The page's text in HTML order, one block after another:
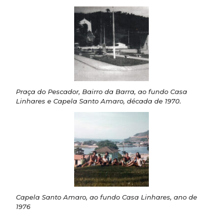
Praça do Pescador, Bairro da Barra, ao fundo Casa
Linhares e Capela Santo Amaro, década de 1970.
Capela Santo Amaro, ao fundo Casa Linhares, ano de
1976